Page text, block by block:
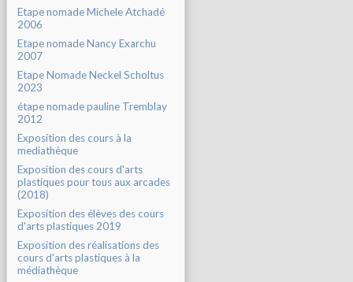
Etape nomade Michele Atchadé
2006
Etape nomade Nancy Exarchu
2007
Etape Nomade Neckel Scholtus
2023
étape nomade pauline Tremblay
2012
Exposition des cours à la
mediathèque
Exposition des cours d'arts
plastiques pour tous aux arcades
(2018)
Exposition des élèves des cours
d'arts plastiques 2019
Exposition des réalisations des
cours d'arts plastiques à la
médiathèque